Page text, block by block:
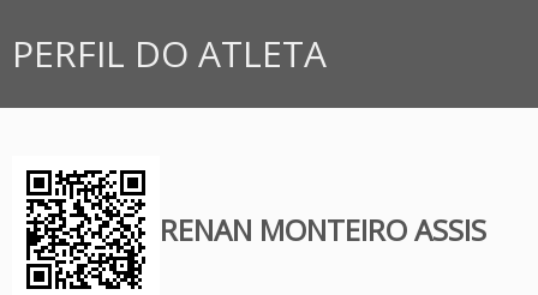
PERFIL DO ATLETA
RENAN MONTEIRO ASSIS